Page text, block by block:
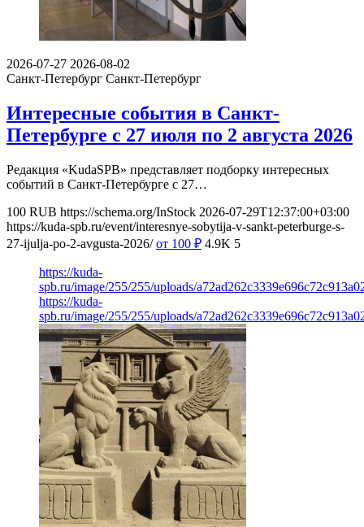
2026-07-27 2026-08-02
Санкт-Петербург Санкт-Петербург
Интересные события в Санкт-
Петербурге с 27 июля по 2 августа 2026
Редакция «KudaSPB» представляет подборку интересных
событий в Санкт-Петербурге с 27…
100 RUB https://schema.org/InStock 2026-07-29T12:37:00+03:00
https://kuda-spb.ru/event/interesnye-sobytija-v-sankt-peterburge-s-
27-ijulja-po-2-avgusta-2026/ от 100 ₽ 4.9K 5
https://kuda-
spb.ru/image/255/255/uploads/
https://kuda-
spb.ru/image/255/255/uploads/